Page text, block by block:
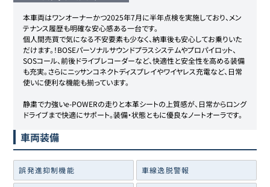
本車両はワンオーナーかつ2025年7月に半年点検を実施しており、メン
テナンス履歴も明確な安心感ある一台です。
個人間売買で気になる不安要素も少なく、納車後も安心してお乗りいた
だけます。！BOSEパーソナルサウンドプラスシステムやプロパイロット、
SOSコール、前後ドライブレコーダーなど、快適性と安全性を高める装備
も充実。さらにニッサンコネクトディスプレイやワイヤレス充電など、日常
使いに便利な機能も揃っています。
静粛で力強いe-POWERの走りと本革シートの上質感が、日常からロング
ドライブまで快適にサポート。装備・状態ともに優良なノートオーラです。
車両装備
誤発進抑制機能 車線逸脱警報